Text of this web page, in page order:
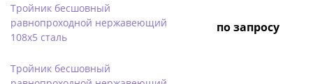
Тройник бесшовный
равнопроходной нержавеющий
108х5 сталь
по запросу
Тройник бесшовный